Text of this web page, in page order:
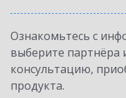
Ознакомьтесь с
выберите партнёра
консультацию,
продукта.